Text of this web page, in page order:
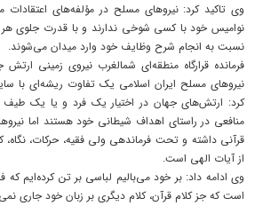
وی تاکید کرد: نیروهای مسلح در مؤلفه‌های
نوامیس خود با کسی شوخی ندارند و با قدرت جلوی هر
نسبت به انجام شرح وظایف خود وارد میدان می‌شوند.
فرمانده قرارگاه منطقه‌ای شمالغرب نیروی زمینی
نیروهای مسلح ایران اسلامی یک تفاوت ریشه‌ای با
کرد: ارتش‌های جهان در اختیار یک فرد و یا یک طیف
منافعی در راستای اهداف شیطانی خود هستند اما
قرآنی داشته و تحت فرماندهی ولی فقیه، حرکات، نگاه،
از آیات الهی است.
وی ادامه داد: بر خود می‌بالیم لباسی بر تن کرده‌ایم
است که جز کلام قرآن، کلام دیگری بر زبان خود جاری